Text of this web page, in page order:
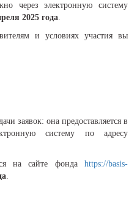
через электронную систему
2025 года.
и условиях участия вы
заявок: она предоставляется в
систему по адресу
на сайте фонда https://basis-
.